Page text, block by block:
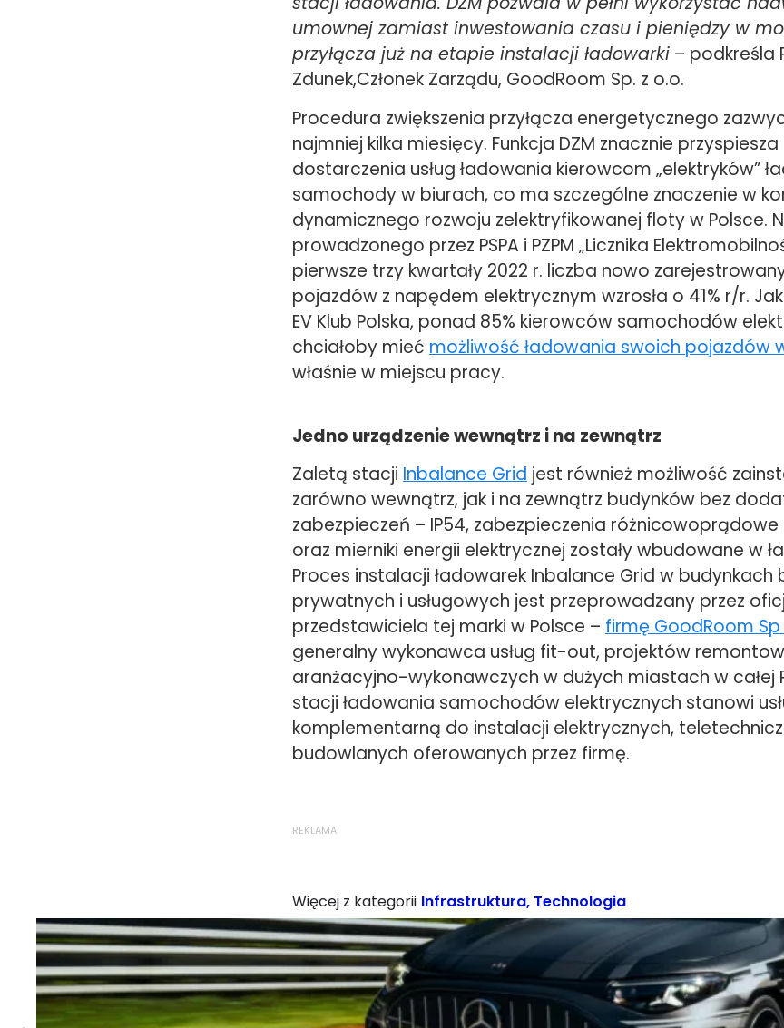
umownej zamiast inwestowania czasu i pieniędzy w
przyłącza już na etapie instalacji ładowarki – podkreśla
Zdunek,Członek Zarządu, GoodRoom Sp. z o.o.
Procedura zwiększenia przyłącza energetycznego
najmniej kilka miesięcy. Funkcja DZM znacznie
dostarczenia usług ładowania kierowcom „elektryków”
samochody w biurach, co ma szczególne znaczenie w
dynamicznego rozwoju zelektryfikowanej floty w Polsce.
prowadzonego przez PSPA i PZPM „Licznika
pierwsze trzy kwartały 2022 r. liczba nowo
pojazdów z napędem elektrycznym wzrosła o 41% r/r.
EV Klub Polska, ponad 85% kierowców samochodów
chciałoby mieć możliwość ładowania swoich pojazdów
właśnie w miejscu pracy.
Jedno urządzenie wewnątrz i na zewnątrz
Zaletą stacji Inbalance Grid jest również możliwość
zarówno wewnątrz, jak i na zewnątrz budynków bez
zabezpieczeń – IP54, zabezpieczenia
oraz mierniki energii elektrycznej zostały wbudowane w
Proces instalacji ładowarek Inbalance Grid w budynkach
prywatnych i usługowych jest przeprowadzany przez
przedstawiciela tej marki w Polsce – firmę GoodRoom
generalny wykonawca usług fit-out, projektów
aranżacyjno-wykonawczych w dużych miastach w całej
stacji ładowania samochodów elektrycznych stanowi
komplementarną do instalacji elektrycznych,
budowlanych oferowanych przez firmę.
REKLAMA
Więcej z kategorii Infrastruktura, Technologia